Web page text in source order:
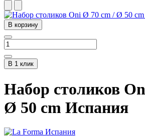
В корзину
В 1 клик
Набор столиков
Ø 50 cm Испания